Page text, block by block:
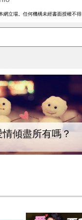
立場。任何機構未經書面授權不
情傾盡所有嗎？